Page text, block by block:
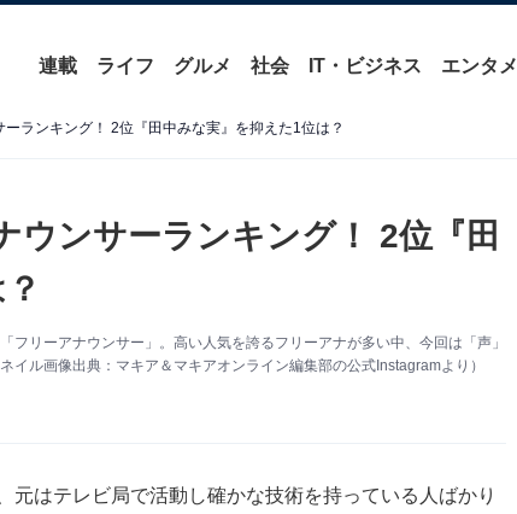
連載 ライフ グルメ 社会 IT・ビジネス エンタメ
ーランキング！ 2位『田中みな実』を抑えた1位は？
ウンサーランキング！ 2位『田
リーアナウンサー」。高い人気を誇るフリーアナが多い中、今回は「声」
ル画像出典：マキア＆マキアオンライン編集部の公式Instagramより）
はテレビ局で活動し確かな技術を持っている人ばかり